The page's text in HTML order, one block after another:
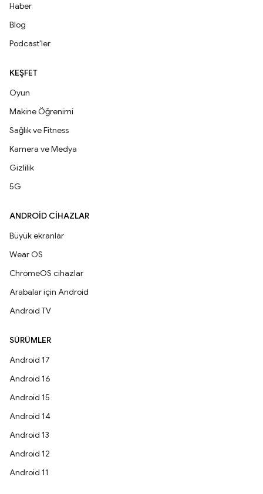
Haber
Blog
Podcast'ler
KEŞFET
Oyun
Makine Öğrenimi
Sağlık ve Fitness
Kamera ve Medya
Gizlilik
5G
ANDROID CIHAZLAR
Büyük ekranlar
Wear OS
ChromeOS cihazlar
Arabalar için Android
Android TV
SÜRÜMLER
Android 17
Android 16
Android 15
Android 14
Android 13
Android 12
Android 11